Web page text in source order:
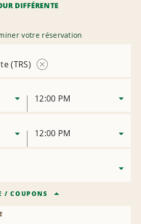
DIFFÉRENTE
votre réservation
(TRS)
12:00 PM
12:00 PM
/COUPONS